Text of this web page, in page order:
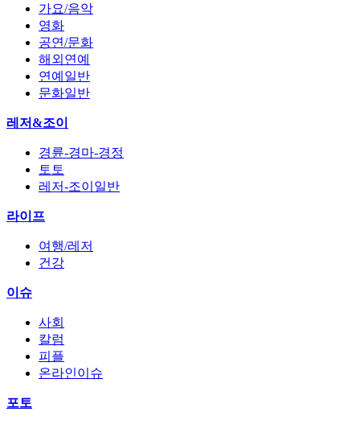
가요/음악
영화
공연/문화
해외연예
연예일반
문화일반
레저&조이
경륜-경마-경정
토토
레저-조이일반
라이프
여행/레저
건강
이슈
사회
칼럼
피플
온라인이슈
포토